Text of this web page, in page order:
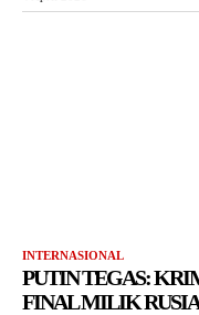
INTERNASIONAL
PUTIN TEGAS:
FINAL MILIK